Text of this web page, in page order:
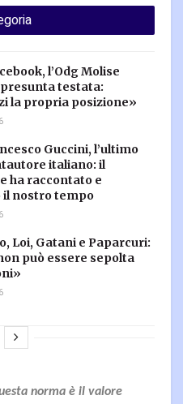
l’Odg Molise
testata:
la propria posizione»
Guccini, l’ultimo
italiano: il
ha raccontato e
il nostro tempo
Loi, Gatani e Paparcuri:
può essere sepolta
norma è il valore